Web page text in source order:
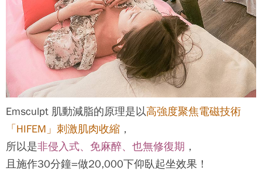
Emsculpt 肌動減脂的原理是以高強度聚焦電磁技術
「HIFEM」刺激肌肉收縮 ，
所以是非侵入式、免麻醉、也無修復期 ，
且施作30分鐘=做20,000下仰臥起坐效果！